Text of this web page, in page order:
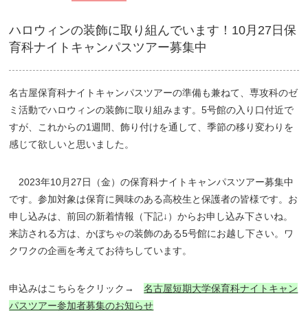
ハロウィンの装飾に取り組んでいます！10月27日保
育科ナイトキャンパスツアー募集中
名古屋保育科ナイトキャンパスツアーの準備も兼ねて、専攻科のゼ
ミ活動でハロウィンの装飾に取り組みます。5号館の入り口付近で
すが、これからの1週間、飾り付けを通して、季節の移り変わりを
感じて欲しいと思いました。
2023年10月27日（金）の保育科ナイトキャンパスツアー募集中
です。参加対象は保育に興味のある高校生と保護者の皆様です。お
申し込みは、前回の新着情報（下記↓）からお申し込み下さいね。
来訪される方は、かぼちゃの装飾のある5号館にお越し下さい。ワ
クワクの企画を考えてお待ちしています。
申込みはこちらをクリック→名古屋短期大学保育科ナイトキャン
パスツアー参加者募集のお知らせ